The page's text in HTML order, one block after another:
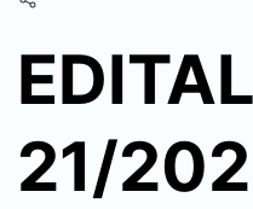
21/